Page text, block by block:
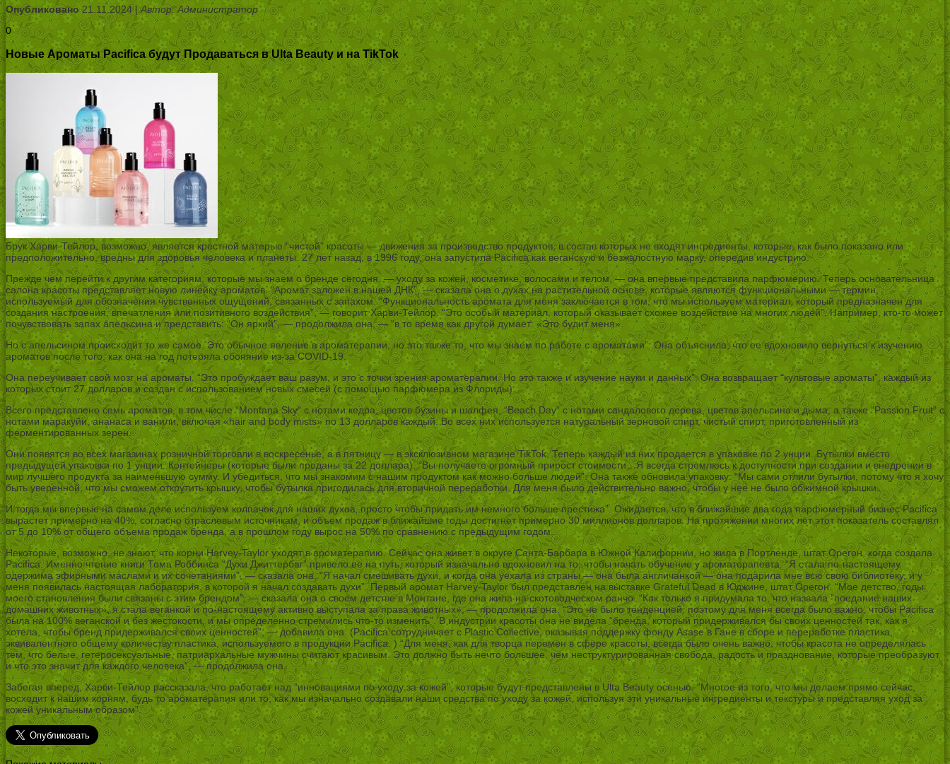
Опубликовано21.11.2024 |Автор: Администратор
0
Новые Ароматы Pacifica будут Продаваться в Ulta Beauty и на TikTok
Брук Харви-Тейлор, возможно, является крестной матерью “чистой” красоты — движения за производство продуктов, в состав которых не входят ингредиенты, которые, как было показано или
предположительно, вредны для здоровья человека и планеты. 27 лет назад, в 1996 году, она запустила Pacifica как веганскую и безжалостную марку, опередив индустрию.
Прежде чем перейти к другим категориям, которые мы знаем о бренде сегодня, — уходу за кожей, косметике, волосами и телом, — она впервые представила парфюмерию. Теперь основательница
салона красоты представляет новую линейку ароматов. “Аромат заложен в нашей ДНК”, — сказала она о духах на растительной основе, которые являются функциональными — термин,
используемый для обозначения чувственных ощущений, связанных с запахом. “Функциональность аромата для меня заключается в том, что мы используем материал, который предназначен для
создания настроения, впечатления или позитивного воздействия”, — говорит Харви-Тейлор. “Это особый материал, который оказывает схожее воздействие на многих людей”. Например, кто-то может
почувствовать запах апельсина и представить: “Он яркий”, — продолжила она, — “в то время как другой думает: «Это будит меня».
Но с апельсином происходит то же самое. Это обычное явление в ароматерапии, но это также то, что мы знаем по работе с ароматами”. Она объяснила, что ее вдохновило вернуться к изучению
ароматов после того, как она на год потеряла обоняние из-за COVID-19.
Она переучивает свой мозг на ароматы. “Это пробуждает ваш разум, и это с точки зрения ароматерапии. Но это также и изучение науки и данных”. Она возвращает “культовые ароматы”, каждый из
которых стоит 27 долларов и создан с использованием новых смесей (с помощью парфюмера из Флориды).
Всего представлено семь ароматов, в том числе “Montana Sky” с нотами кедра, цветов бузины и шалфея, “Beach Day” с нотами сандалового дерева, цветов апельсина и дыма, а также “Passion Fruit” с
нотами маракуйи, ананаса и ванили, включая «hair and body mists» по 13 долларов каждый. Во всех них используется натуральный зерновой спирт, чистый спирт, приготовленный из
ферментированных зерен.
Они появятся во всех магазинах розничной торговли в воскресенье, а в пятницу — в эксклюзивном магазине TikTok. Теперь каждый из них продается в упаковке по 2 унции. Бутылки вместо
предыдущей упаковки по 1 унции. Контейнеры (которые были проданы за 22 доллара). “Вы получаете огромный прирост стоимости…Я всегда стремлюсь к доступности при создании и внедрении в
мир лучшего продукта за наименьшую сумму. И убедиться, что мы знакомим с нашим продуктом как можно больше людей”. Она также обновила упаковку: “Мы сами отлили бутылки, потому что я хочу
быть уверенной, что мы сможем открутить крышку, чтобы бутылка пригодилась для вторичной переработки. Для меня было действительно важно, чтобы у нее не было обжимной крышки.
И тогда мы впервые на самом деле используем колпачок для наших духов, просто чтобы придать им немного больше престижа”. Ожидается, что в ближайшие два года парфюмерный бизнес Pacifica
вырастет примерно на 40%, согласно отраслевым источникам, и объем продаж в ближайшие годы достигнет примерно 30 миллионов долларов. На протяжении многих лет этот показатель составлял
от 5 до 10% от общего объема продаж бренда, а в прошлом году вырос на 50% по сравнению с предыдущим годом.
Некоторые, возможно, не знают, что корни Harvey-Taylor уходят в ароматерапию. Сейчас она живет в округе Санта-Барбара в Южной Калифорнии, но жила в Портленде, штат Орегон, когда создала
Pacifica. Именно чтение книги Тома Роббинса “Духи Джиттербаг” привело ее на путь, который изначально вдохновил на то, чтобы начать обучение у ароматерапевта. “Я стала по-настоящему
одержима эфирными маслами и их сочетаниями”, — сказала она. “Я начал смешивать духи, и когда она уехала из страны — она была англичанкой — она подарила мне всю свою библиотеку, и у
меня появилась настоящая лаборатория, в которой я начал создавать духи”. Первый аромат Harvey-Taylor был представлен на выставке Grateful Dead в Юджине, штат Орегон. “Мое детство, годы
моего становления были связаны с этим брендом”, — сказала она о своем детстве в Монтане, где она жила на скотоводческом ранчо. “Как только я придумала то, что назвала ”поедание наших
домашних животных», я стала веганкой и по-настоящему активно выступала за права животных», — продолжила она. “Это не было тенденцией, поэтому для меня всегда было важно, чтобы Pacifica
была на 100% веганской и без жестокости, и мы определенно стремились что-то изменить”. В индустрии красоты она не видела “бренда, который придерживался бы своих ценностей так, как я
хотела, чтобы бренд придерживался своих ценностей”, — добавила она. (Pacifica сотрудничает с Plastic Collective, оказывая поддержку фонду Asase в Гане в сборе и переработке пластика,
эквивалентного общему количеству пластика, используемого в продукции Pacifica. ) “Для меня, как для творца перемен в сфере красоты, всегда было очень важно, чтобы красота не определялась
тем, что белые, гетеросексуальные, патриархальные мужчины считают красивым. Это должно быть нечто большее, чем неструктурированная свобода, радость и празднование, которые преобразуют
и что это значит для каждого человека”, — продолжила она.
Забегая вперед, Харви-Тейлор рассказала, что работает над “инновациями по уходу за кожей”, которые будут представлены в Ulta Beauty осенью. “Многое из того, что мы делаем прямо сейчас,
восходит к нашим корням, будь то ароматерапия или то, как мы изначально создавали наши средства по уходу за кожей, используя эти уникальные ингредиенты и текстуры и представляя уход за
кожей уникальным образом”.